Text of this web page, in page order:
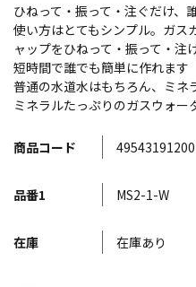
商品コード
品番1 MS2-1-W
在庫 在庫あり
ひねって・振って・注ぐだけ、
使い方はとてもシンプル。ガス
ャップをひねって・振って・注
短時間で誰でも簡単に作れます
普通の水道水はもちろん、ミネ
ミネラルたっぷりのガスウォー